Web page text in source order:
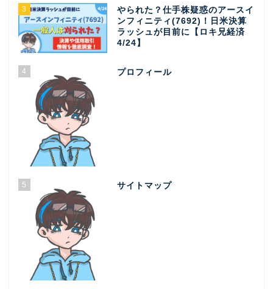
3
やられた？仕手株疑惑のアースイ
ンフィニティ(7692)！日米決算
ラッシュが目前に【ロキ兄経済
4/24】
4 プロフィール
5 サイトマップ